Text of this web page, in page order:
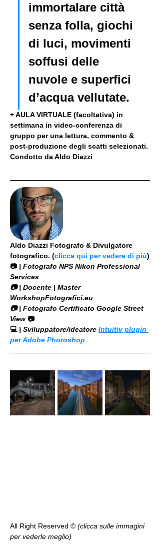
immortalare città
senza folla, giochi
di luci, movimenti
soffusi delle
nuvole e superfici
d’acqua vellutate.
+ AULA VIRTUALE (facoltativa) in
settimana in video-conferenza di
gruppo per una lettura, commento &
post-produzione degli scatti selezionati.
Condotto da Aldo Diazzi
Aldo Diazzi Fotografo & Divulgatore
fotografico. (clicca qui per vedere di più)
📷 | Fotografo NPS Nikon Professional
Services
​📷 | Docente | Master
WorkshopFotografici.eu
📷 | Fotografo Certificato Google Street
View 📷
💻 | Sviluppatore/ideatore Intuitiv plugin
per Adobe Photoshop
All Right Reserved ©️ (clicca sulle immagini
per vederle meglio)